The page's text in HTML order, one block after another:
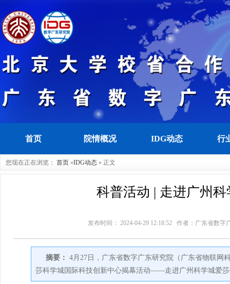
首页 院情概况 IDG动态 行
您现在正在浏览： 首页 »IDG动态 » 正文
科普活动 | 走进广州
发布时间： 2024-04-29 12:18:52 作者：广东省数
摘要： 4月27日，广东省数字广东研究院（广东省物联网
莎科学城国际科技创新中心揭幕活动——走进广州科学城爱